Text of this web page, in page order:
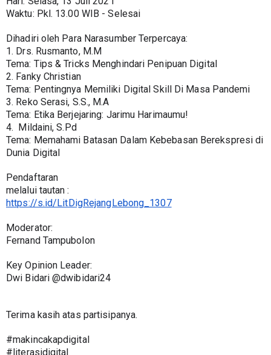
Waktu: Pkl. 13.00 WIB - Selesai
Dihadiri oleh Para Narasumber Terpercaya:
1. Drs. Rusmanto, M.M
Tema: Tips & Tricks Menghindari Penipuan Digital
2. Fanky Christian
Tema: Pentingnya Memiliki Digital Skill Di Masa Pandemi
3. Reko Serasi, S.S., M.A
Tema: Etika Berjejaring: Jarimu Harimaumu!
4.  Mildaini, S.Pd
Tema: Memahami Batasan Dalam Kebebasan Berekspresi di
Dunia Digital
Pendaftaran
melalui tautan :
https://s.id/LitDigRejangLebong_1307
Moderator:
Fernand Tampubolon
Key Opinion Leader:
Dwi Bidari @dwibidari24
Terima kasih atas partisipanya.
#makincakapdigital
#literasidigital